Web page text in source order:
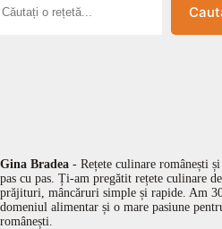
Gina Bradea - Rețete culinare românești
pas cu pas. Ți-am pregătit rețete culinare
prăjituri, mâncăruri simple și rapide. Am
domeniul alimentar și o mare pasiune
românești.